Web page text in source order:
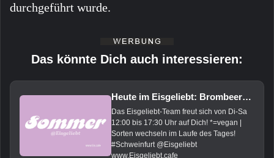
durchgeführt wurde.
Das könnte Dich auch interessieren:
Heute im Eisgeliebt: Brombeere*, Zitrone*, Orange*, Kokos*, Vanille, Mandel, Pistazie und Basilikum
Das Eisgeliebt-Team freut sich von Di-Sa
12:00 bis 17:30 Uhr auf Dich! *=vegan |
Sorten wechseln im Laufe des Tages!
#Schweinfurt @Eisgeliebt
www.Eisgeliebt.cafe